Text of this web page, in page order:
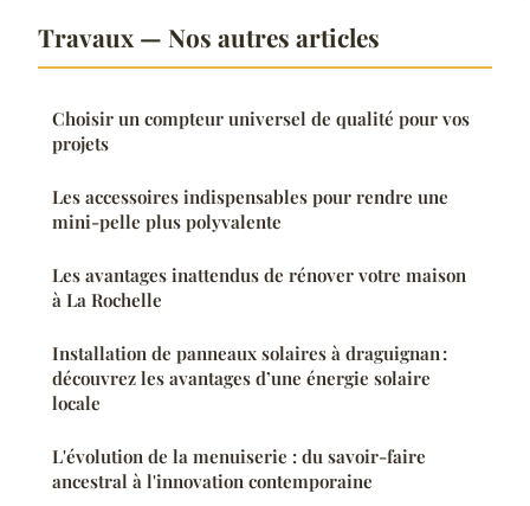
Travaux — Nos autres articles
Choisir un compteur universel de qualité pour vos
projets
Les accessoires indispensables pour rendre une
mini-pelle plus polyvalente
Les avantages inattendus de rénover votre maison
à La Rochelle
Installation de panneaux solaires à draguignan :
découvrez les avantages d’une énergie solaire
locale
L'évolution de la menuiserie : du savoir-faire
ancestral à l'innovation contemporaine